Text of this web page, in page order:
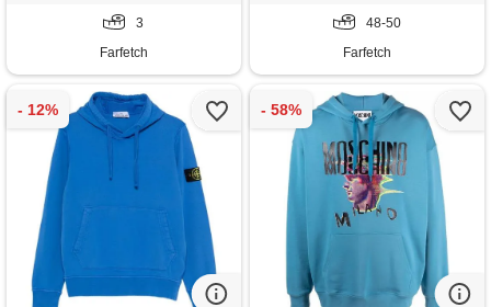
3
Farfetch
48-50
Farfetch